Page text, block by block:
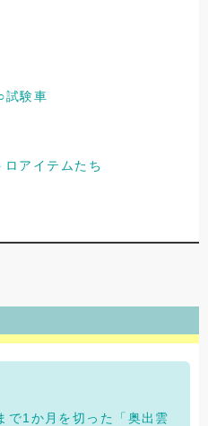
試験車
ロアイテムたち
で1か月を切った「奥出雲